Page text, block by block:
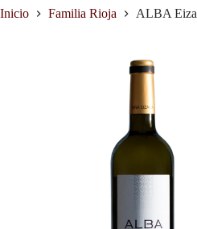
Inicio Familia Rioja ALBA